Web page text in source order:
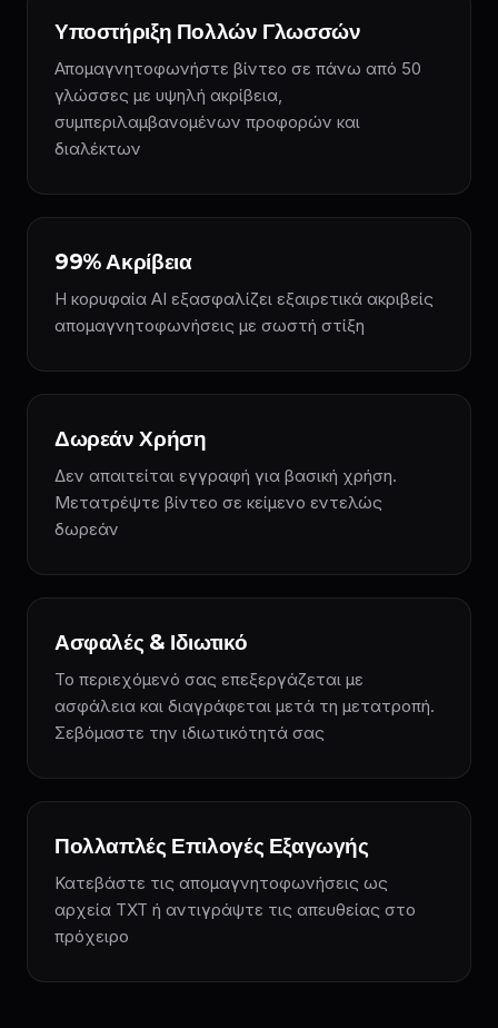
Υποστήριξη Πολλών Γλωσσών
Απομαγνητοφωνήστε βίντεο σε πάνω από 50
γλώσσες με υψηλή ακρίβεια,
συμπεριλαμβανομένων προφορών και
διαλέκτων
99% Ακρίβεια
Η κορυφαία AI εξασφαλίζει εξαιρετικά ακριβείς
απομαγνητοφωνήσεις με σωστή στίξη
Δωρεάν Χρήση
Δεν απαιτείται εγγραφή για βασική χρήση.
Μετατρέψτε βίντεο σε κείμενο εντελώς
δωρεάν
Ασφαλές & Ιδιωτικό
Το περιεχόμενό σας επεξεργάζεται με
ασφάλεια και διαγράφεται μετά τη μετατροπή.
Σεβόμαστε την ιδιωτικότητά σας
Πολλαπλές Επιλογές Εξαγωγής
Κατεβάστε τις απομαγνητοφωνήσεις ως
αρχεία TXT ή αντιγράψτε τις απευθείας στο
πρόχειρο